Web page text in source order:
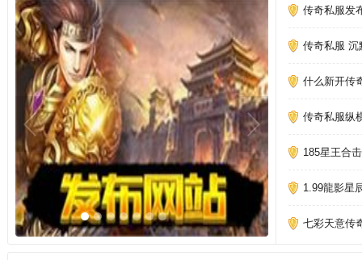
传奇私服发
传奇私服 沉
什么新开传
传奇私服纵
185星王合
1.99龍影星
七彩天意传